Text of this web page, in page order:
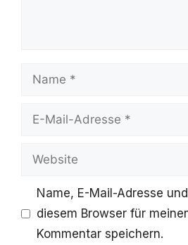
Name
Adresse
Website
Name, E-Mail-Adresse
diesem Browser für
Kommentar speichern.